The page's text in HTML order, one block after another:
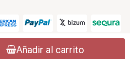
Añadir al carrito
EN PRODUCTOS DE COCINA